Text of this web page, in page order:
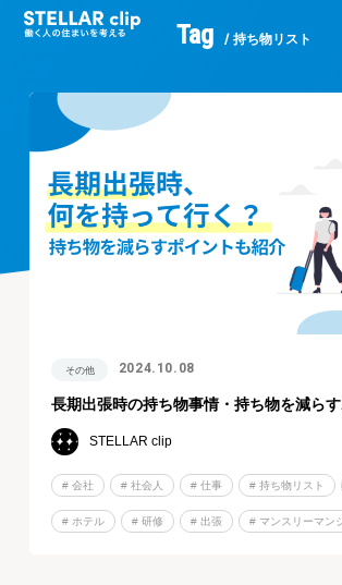
Tag 持ち物リスト
その他 2024.10.08
長期出張時の持ち物事情・持ち物を減ら
STELLAR clip
# 会社 # 社会人 # 仕事 # 持ち物リスト
# ホテル # 研修 # 出張 # マンスリーマン